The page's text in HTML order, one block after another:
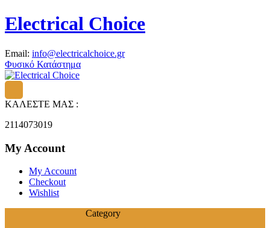
Electrical Choice
Email: info@electricalchoice.gr
Φυσικό Κατάστημα
ΚΑΛΕΣΤΕ ΜΑΣ :
2114073019
My Account
My Account
Checkout
Wishlist
Category